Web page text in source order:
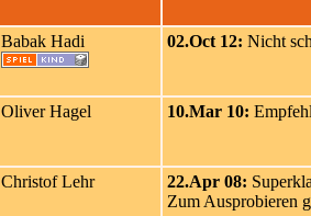
Babak Hadi 02.Oct 12: Nicht
Oliver Hagel 10.Mar 10:
Christof Lehr 22.Apr 08:
Zum Ausprobieren